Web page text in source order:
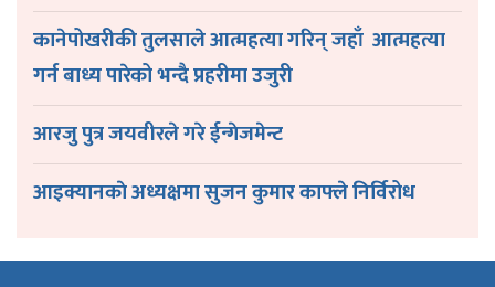
कानेपोखरीकी तुलसाले आत्महत्या गरिन् जहाँ आत्महत्या
गर्न बाध्य पारेको भन्दै प्रहरीमा उजुरी
आरजु पुत्र जयवीरले गरे ईन्गेजमेन्ट
आइक्यानकाे अध्यक्षमा सुजन कुमार काफ्ले निर्विरोध